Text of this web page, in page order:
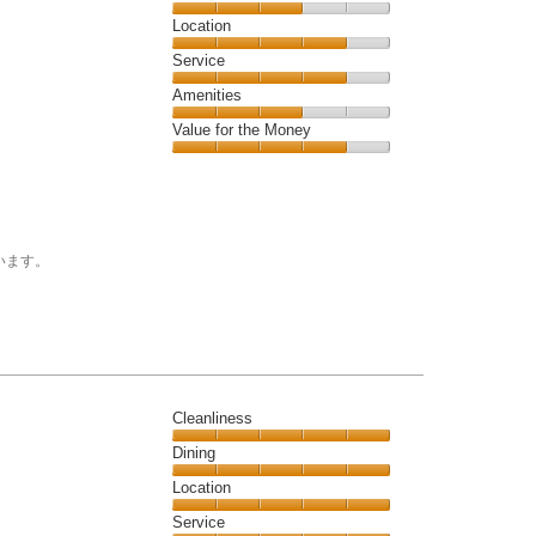
4
out
of
5
Dining,
3
out
of
5
Location
Location,
4
out
of
5
Service
Service,
4
out
Amenities
Amenities,
3
Value for the Money
す。
Cleanliness
Cleanliness,
5
out
of
Dining
Dining,
5
Location
Location,
Service